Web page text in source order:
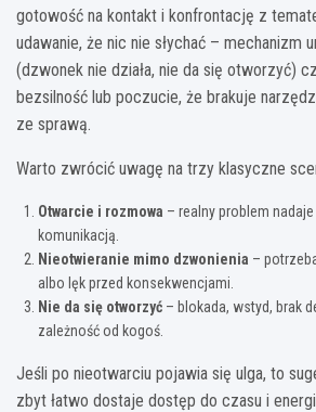
gotowość na kontakt i konfrontację z
udawanie, że nic nie słychać – mechanizm
(dzwonek nie działa, nie da się otworzyć)
bezsilność lub poczucie, że brakuje
ze sprawą.
Warto zwrócić uwagę na trzy klasyczne
Otwarcie i rozmowa – realny problem
komunikacją.
Nieotwieranie mimo dzwonienia –
albo lęk przed konsekwencjami.
Nie da się otworzyć – blokada, wstyd, brak
zależność od kogoś.
Jeśli po nieotwarciu pojawia się ulga, to
zbyt łatwo dostaje dostęp do czasu i